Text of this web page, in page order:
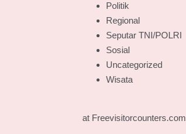
Politik
Regional
Seputar TNI/POLRI
Sosial
Uncategorized
Wisata
at Freevisitorcounters.com